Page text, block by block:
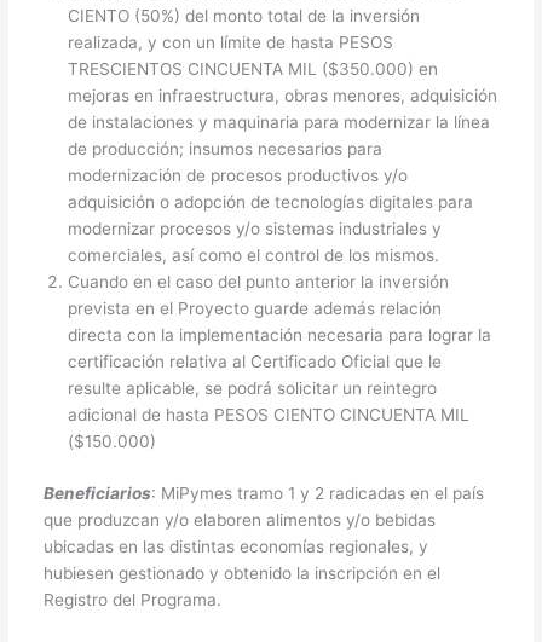
CIENTO (50%) del monto total de la inversión
realizada, y con un límite de hasta PESOS
TRESCIENTOS CINCUENTA MIL ($350.000) en
mejoras en infraestructura, obras menores, adquisición
de instalaciones y maquinaria para modernizar la línea
de producción; insumos necesarios para
modernización de procesos productivos y/o
adquisición o adopción de tecnologías digitales para
modernizar procesos y/o sistemas industriales y
comerciales, así como el control de los mismos.
Cuando en el caso del punto anterior la inversión
prevista en el Proyecto guarde además relación
directa con la implementación necesaria para lograr la
certificación relativa al Certificado Oficial que le
resulte aplicable, se podrá solicitar un reintegro
adicional de hasta PESOS CIENTO CINCUENTA MIL
($150.000)
Beneficiarios: MiPymes tramo 1 y 2 radicadas en el país
que produzcan y/o elaboren alimentos y/o bebidas
ubicadas en las distintas economías regionales, y
hubiesen gestionado y obtenido la inscripción en el
Registro del Programa.